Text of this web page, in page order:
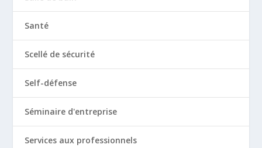
Santé
Scellé de sécurité
Self-défense
Séminaire d'entreprise
Services aux professionnels